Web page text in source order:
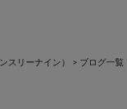
スリーナイン） > ブログ一覧